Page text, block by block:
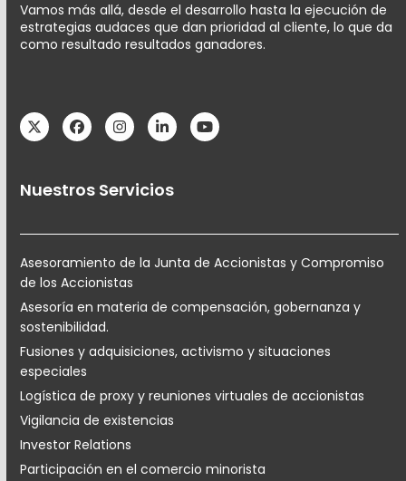
Vamos más allá, desde el desarrollo hasta la ejecución de
estrategias audaces que dan prioridad al cliente, lo que da
como resultado resultados ganadores.
TwitterFacebookInstagram
LinkedInYouTube
Nuestros Servicios
Asesoramiento de la Junta de Accionistas y Compromiso
de los Accionistas
Asesoría en materia de compensación, gobernanza y
sostenibilidad.
Fusiones y adquisiciones, activismo y situaciones
especiales
Logística de proxy y reuniones virtuales de accionistas
Vigilancia de existencias
Investor Relations
Participación en el comercio minorista